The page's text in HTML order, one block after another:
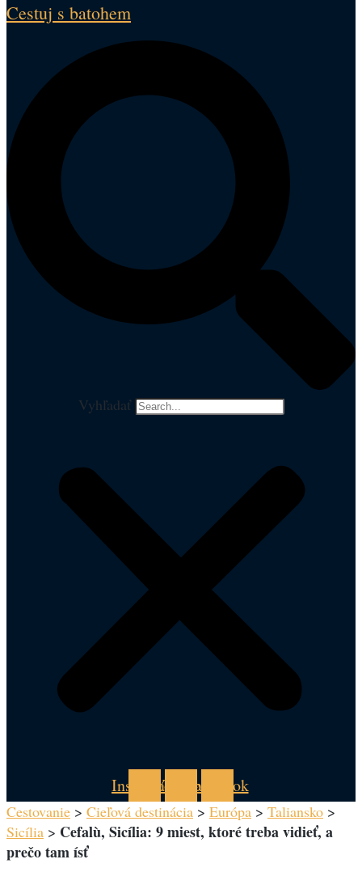
Cestuj s batohem
Vyhľadať
InstagramYoutubeFacebook
Cestovanie > Cieľová destinácia > Európa > Taliansko >
Sicília > Cefalù, Sicília: 9 miest, ktoré treba vidieť, a
prečo tam ísť